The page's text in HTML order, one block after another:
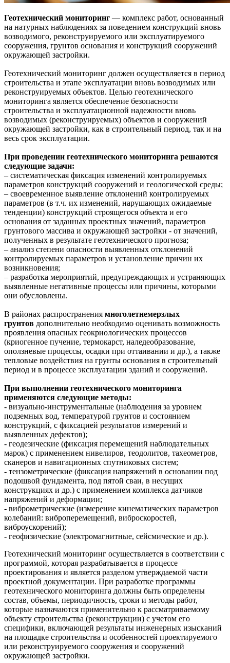
Геотехнический мониторинг — комплекс работ, основанный
на натурных наблюдениях за поведением конструкций вновь
возводимого, реконструируемого или эксплуатируемого
сооружения, грунтов основания и конструкций сооружений
окружающей застройки.
Геотехнический мониторинг должен осуществляется в период
строительства и этапе эксплуатации вновь возводимых или
реконструируемых объектов. Целью геотехнического
мониторинга является обеспечение безопасности
строительства и эксплуатационной надежности вновь
возводимых (реконструируемых) объектов и сооружений
окружающей застройки, как в строительный период, так и на
весь срок эксплуатации.
При проведении геотехнического мониторинга решаются
следующие задачи:
– систематическая фиксация изменений контролируемых
параметров конструкций сооружений и геологической среды;
– своевременное выявление отклонений контролируемых
параметров (в т.ч. их изменений, нарушающих ожидаемые
тенденции) конструкций строящегося объекта и его
основания от заданных проектных значений, параметров
грунтового массива и окружающей застройки - от значений,
полученных в результате геотехнического прогноза;
– анализ степени опасности выявленных отклонений
контролируемых параметров и установление причин их
возникновения;
– разработка мероприятий, предупреждающих и устраняющих
выявленные негативные процессы или причины, которыми
они обусловлены.
В районах распространения многолетнемерзлых
грунтов дополнительно необходимо оценивать возможность
проявления опасных геокриологических процессов
(криогенное пучение, термокарст, наледеобразование,
оползневые процессы, осадки при оттаивании и др.), а также
тепловые воздействия на грунты основания в строительный
период и в процессе эксплуатации зданий и сооружений.
При выполнении геотехнического мониторинга
применяются следующие методы:
- визуально-инструментальные (наблюдения за уровнем
подземных вод, температурой грунтов и состоянием
конструкций, с фиксацией результатов измерений и
выявленных дефектов);
- геодезические (фиксация перемещений наблюдательных
марок) с применением нивелиров, теодолитов, тахеометров,
сканеров и навигационных спутниковых систем;
- тензометрические (фиксация напряжений в основании под
подошвой фундамента, под пятой сваи, в несущих
конструкциях и др.) с применением комплекса датчиков
напряжений и деформации;
- виброметрические (измерение кинематических параметров
колебаний: виброперемещений, виброскоростей,
виброускорений);
- геофизические (электромагнитные, сейсмические и др.).
Геотехнический мониторинг осуществляется в соответствии с
программой, которая разрабатывается в процессе
проектирования и является разделом утверждаемой части
проектной документации. При разработке программы
геотехнического мониторинга должны быть определены
состав, объемы, периодичность, сроки и методы работ,
которые назначаются применительно к рассматриваемому
объекту строительства (реконструкции) с учетом его
специфики, включающей результаты инженерных изысканий
на площадке строительства и особенностей проектируемого
или реконструируемого сооружения и сооружений
окружающей застройки.